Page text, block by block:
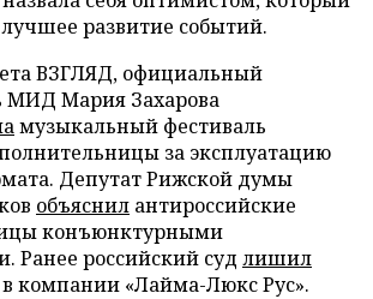
лучшее развитие событий.
ВЗГЛЯД, официальный
МИД Мария Захарова
музыкальный фестиваль
за эксплуатацию
Депутат Рижской думы
объяснил антироссийские
конъюнктурными
Ранее российский суд лишил
компании «Лайма-Люкс Рус».